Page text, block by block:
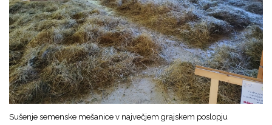
Sušenje semenske mešanice v največjem grajskem poslopju